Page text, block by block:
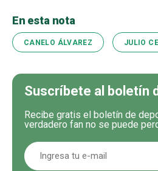
En esta nota
CANELO ÁLVAREZ JULIO
Suscríbete al boletín
Recibe gratis el boletín de
verdadero fan no se puede